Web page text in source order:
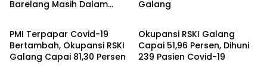
Barelang Masih Dalam
Galang
Batam
PMI Terpapar Covid-19
Bertambah, Okupansi RSKI
Galang Capai 81,30 Persen
Batam
Okupansi RSKI Galang
Capai 51,96 Persen, Dihuni
239 Pasien Covid-19
Batam Kepulauan Riau